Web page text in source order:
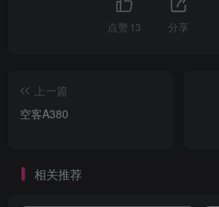
点赞 13 分享
上一篇
空客A380
相关推荐